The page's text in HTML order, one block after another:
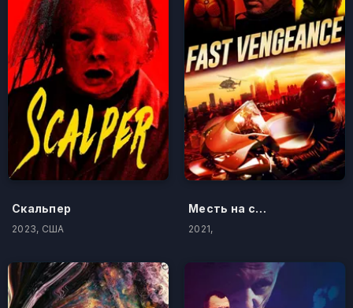
Скальпер
2023, США
Месть на скорости
2021,